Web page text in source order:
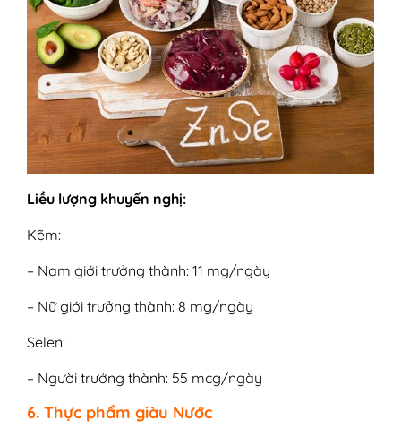
Liều lượng khuyến nghị:
Kẽm:
– Nam giới trưởng thành: 11 mg/ngày
– Nữ giới trưởng thành: 8 mg/ngày
Selen:
– Người trưởng thành: 55 mcg/ngày
6. Thực phẩm giàu Nước